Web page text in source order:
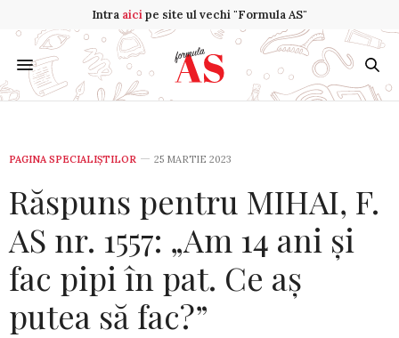
Intra aicipe site ul vechi "Formula AS"
PAGINA SPECIALIȘTILOR 25 MARTIE 2023
Răspuns pentru MIHAI, F.
AS nr. 1557: „Am 14 ani și
fac pipi în pat. Ce aș
putea să fac?”